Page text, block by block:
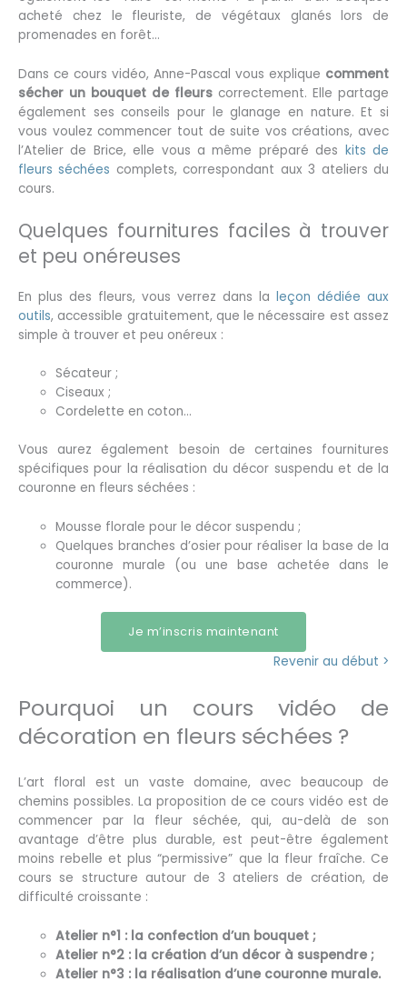
acheté chez le fleuriste, de végétaux glanés lors de
promenades en forêt…
Dans ce cours vidéo, Anne-Pascal vous explique comment
sécher un bouquet de fleurs correctement. Elle partage
également ses conseils pour le glanage en nature. Et si
vous voulez commencer tout de suite vos créations, avec
l’Atelier de Brice, elle vous a même préparé des kits de
fleurs séchées complets, correspondant aux 3 ateliers du
cours.
Quelques fournitures faciles à trouver
et peu onéreuses
En plus des fleurs, vous verrez dans la leçon dédiée aux
outils, accessible gratuitement, que le nécessaire est assez
simple à trouver et peu onéreux :
Sécateur ;
Ciseaux ;
Cordelette en coton…
Vous aurez également besoin de certaines fournitures
spécifiques pour la réalisation du décor suspendu et de la
couronne en fleurs séchées :
Mousse florale pour le décor suspendu ;
Quelques branches d’osier pour réaliser la base de la
couronne murale (ou une base achetée dans le
commerce).
Je m’inscris maintenant
Revenir au début >
Pourquoi un cours vidéo de
décoration en fleurs séchées ?
L’art floral est un vaste domaine, avec beaucoup de
chemins possibles. La proposition de ce cours vidéo est de
commencer par la fleur séchée, qui, au-delà de son
avantage d’être plus durable, est peut-être également
moins rebelle et plus “permissive” que la fleur fraîche. Ce
cours se structure autour de 3 ateliers de création, de
difficulté croissante :
Atelier n°1 : la confection d’un bouquet ;
Atelier n°2 : la création d’un décor à suspendre ;
Atelier n°3 : la réalisation d’une couronne murale.